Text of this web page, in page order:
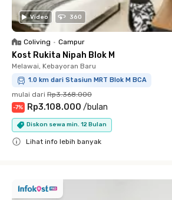
Video 360
Coliving • Campur
Kost Rukita Nipah Blok M
Melawai, Kebayoran Baru
1.0 km dari Stasiun MRT Blok M BCA
mulai dari Rp3.368.000
-7% Rp3.108.000 /bulan
Diskon sewa min. 12 Bulan
Lihat info lebih banyak